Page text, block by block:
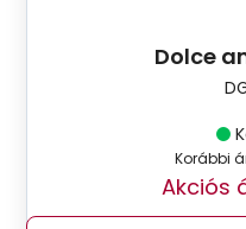
Dolce
Korábbi
Akciós